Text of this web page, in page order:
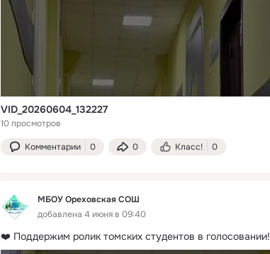
VID_20260604_132227
10 просмотров
Комментарии 0 0 Класс! 0
МБОУ Ореховская СОШ
добавлена 4 июня в 09:40
❤️ Поддержим ролик томских студентов в голосовании!